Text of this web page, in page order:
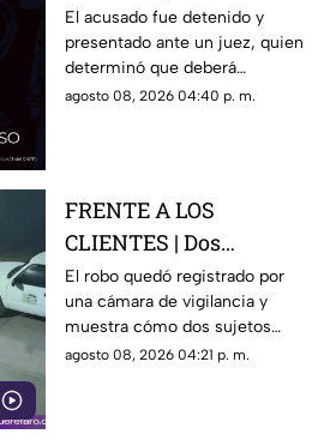
una casa en Santa Rosa
Jáuregui
El acusado fue detenido y
presentado ante un juez, quien
determinó que deberá
permanecer en prisión
agosto 08, 2026 04:40 p. m.
FRENTE A LOS
CLIENTES | Dos
hombres enc4ñonan a
conductor y se llevan
su camioneta
El robo quedó registrado por
una cámara de vigilancia y
muestra cómo dos sujetos
obligaron a un conductor y a
agosto 08, 2026 04:21 p. m.